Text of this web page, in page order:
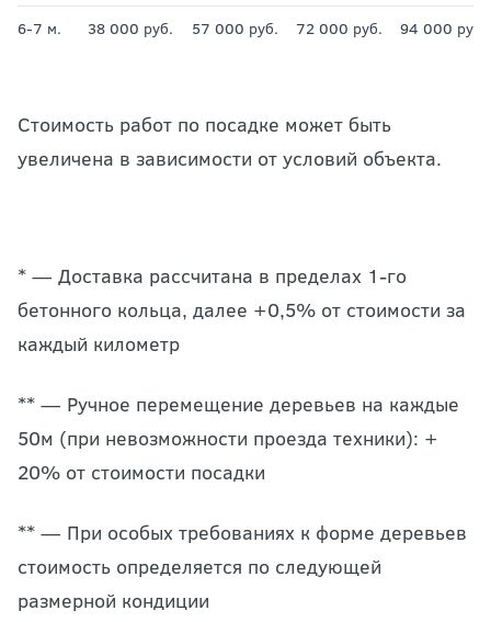
6-7 м. 38 000 руб. 57 000 руб. 72 000 руб. 94 000 руб.
Стоимость работ по посадке может быть
увеличена в зависимости от условий объекта.
* — Доставка рассчитана в пределах 1-го
бетонного кольца, далее +0,5% от стоимости за
каждый километр
** — Ручное перемещение деревьев на каждые
50м (при невозможности проезда техники): +
20% от стоимости посадки
** — При особых требованиях к форме деревьев
стоимость определяется по следующей
размерной кондиции